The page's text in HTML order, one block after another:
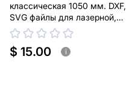
классическая 1050 мм. DXF,
SVG файлы для лазерной,
плазменной резки
$ 15.00 i